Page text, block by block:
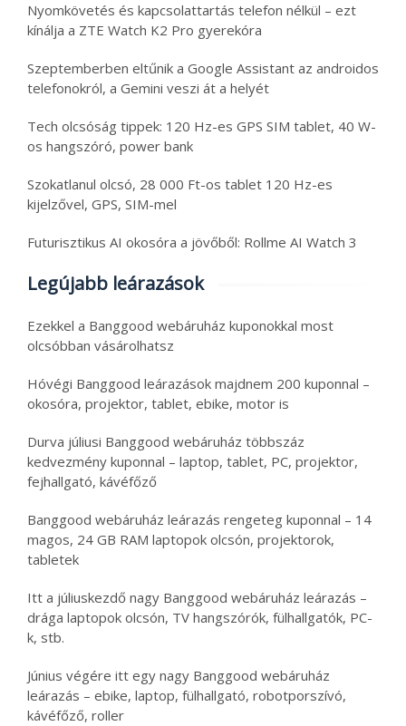
Nyomkövetés és kapcsolattartás telefon nélkül – ezt
kínálja a ZTE Watch K2 Pro gyerekóra
Szeptemberben eltűnik a Google Assistant az androidos
telefonokról, a Gemini veszi át a helyét
Tech olcsóság tippek: 120 Hz-es GPS SIM tablet, 40 W-
os hangszóró, power bank
Szokatlanul olcsó, 28 000 Ft-os tablet 120 Hz-es
kijelzővel, GPS, SIM-mel
Futurisztikus AI okosóra a jövőből: Rollme AI Watch 3
Legújabb leárazások
Ezekkel a Banggood webáruház kuponokkal most
olcsóbban vásárolhatsz
Hóvégi Banggood leárazások majdnem 200 kuponnal –
okosóra, projektor, tablet, ebike, motor is
Durva júliusi Banggood webáruház többszáz
kedvezmény kuponnal – laptop, tablet, PC, projektor,
fejhallgató, kávéfőző
Banggood webáruház leárazás rengeteg kuponnal – 14
magos, 24 GB RAM laptopok olcsón, projektorok,
tabletek
Itt a júliuskezdő nagy Banggood webáruház leárazás –
drága laptopok olcsón, TV hangszórók, fülhallgatók, PC-
k, stb.
Június végére itt egy nagy Banggood webáruház
leárazás – ebike, laptop, fülhallgató, robotporszívó,
kávéfőző, roller